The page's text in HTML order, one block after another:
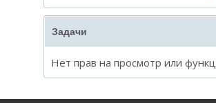
Задачи
Нет прав на просмотр или